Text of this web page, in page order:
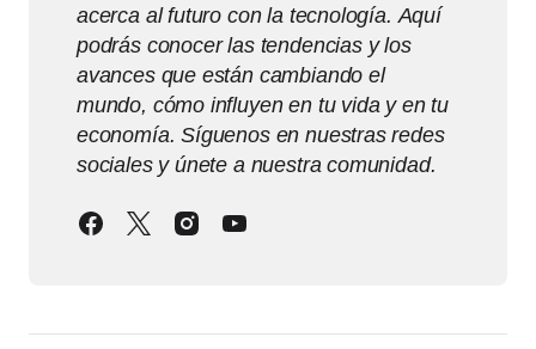
acerca al futuro con la tecnología. Aquí
podrás conocer las tendencias y los
avances que están cambiando el
mundo, cómo influyen en tu vida y en tu
economía. Síguenos en nuestras redes
sociales y únete a nuestra comunidad.